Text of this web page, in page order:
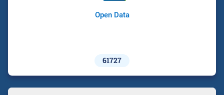
Open Data
61727